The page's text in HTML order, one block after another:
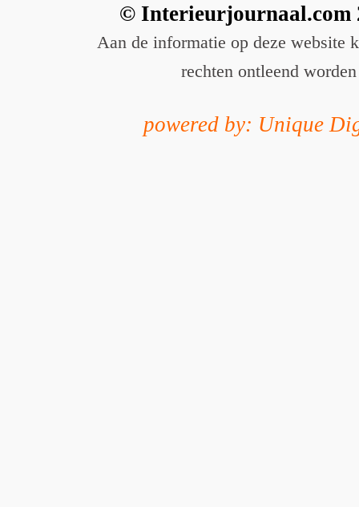
© Interieurjournaal.com
Aan de informatie op deze website
rechten ontleend worden
powered by: Unique